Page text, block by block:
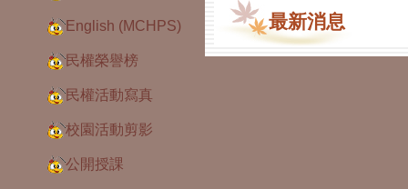
English (MCHPS)
民權榮譽榜
民權活動寫真
校園活動剪影
公開授課
最新消息